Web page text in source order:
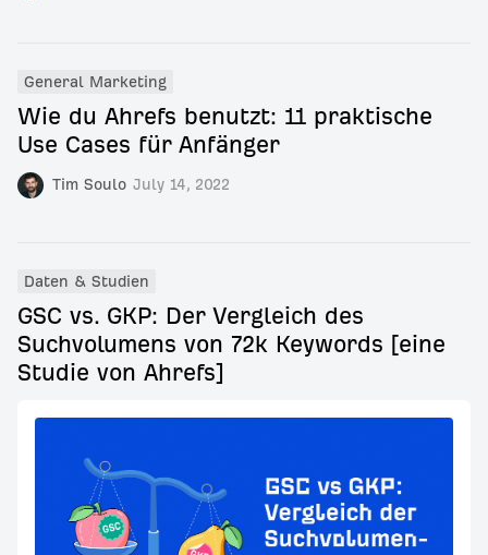
Tim Soulo July 14, 2022
General Marketing
Wie du Ahrefs benutzt: 11 praktische
Use Cases für Anfänger
Daten & Studien
GSC vs. GKP: Der Vergleich des
Suchvolumens von 72k Keywords [eine
Studie von Ahrefs]